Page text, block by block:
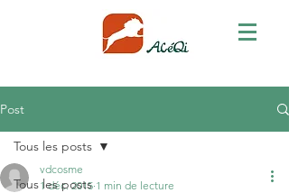
Post
Tous les posts
Tous les posts
vdcosme
1 déc. 2015 1 min de lecture